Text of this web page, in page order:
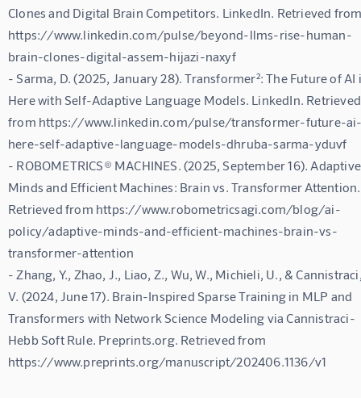
Clones and Digital Brain Competitors. LinkedIn. Retrieved
https://www.linkedin.com/pulse/beyond-llms-rise-human-
brain-clones-digital-assem-hijazi-naxyf
- Sarma, D. (2025, January 28). Transformer²: The Future of AI
Here with Self-Adaptive Language Models. LinkedIn.
from https://www.linkedin.com/pulse/transformer-future-
here-self-adaptive-language-models-dhruba-sarma-yduvf
- ROBOMETRICS® MACHINES. (2025, September 16).
Minds and Efficient Machines: Brain vs. Transformer
Retrieved from https://www.robometricsagi.com/blog/ai-
policy/adaptive-minds-and-efficient-machines-brain-vs-
transformer-attention
- Zhang, Y., Zhao, J., Liao, Z., Wu, W., Michieli, U., &
V. (2024, June 17). Brain-Inspired Sparse Training in MLP and
Transformers with Network Science Modeling via Cannistraci-
Hebb Soft Rule. Preprints.org. Retrieved from